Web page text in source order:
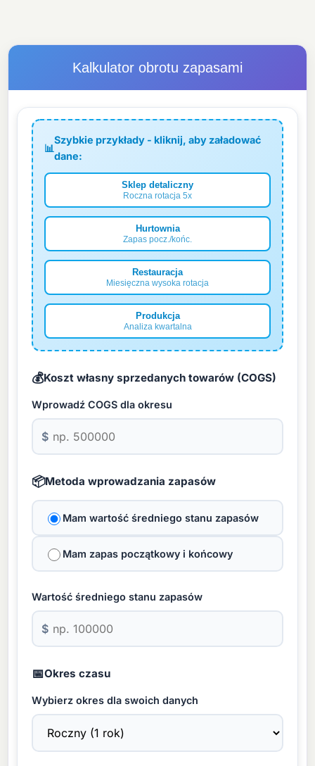
Kalkulator obrotu zapasami
📊
Szybkie przykłady - kliknij, aby załadować
dane:
Sklep detaliczny
Roczna rotacja 5x
Hurtownia
Zapas pocz./końc.
Restauracja
Miesięczna wysoka rotacja
Produkcja
Analiza kwartalna
💰Koszt własny sprzedanych towarów (COGS)
Wprowadź COGS dla okresu
$
📦Metoda wprowadzania zapasów
Mam wartość średniego stanu zapasów
Mam zapas początkowy i końcowy
Wartość średniego stanu zapasów
$
📅Okres czasu
Wybierz okres dla swoich danych